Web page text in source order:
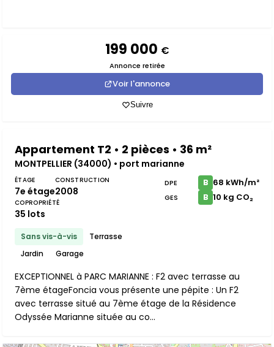
199 000 €
Annonce retirée
Voir l'annonce
Suivre
Appartement T2 • 2 pièces • 36 m²
MONTPELLIER (34000) • port marianne
ÉTAGE
7e étage
CONSTRUCTION
2008
COPROPRIÉTÉ
35 lots
Sans vis-à-vis
Terrasse
Jardin
Garage
DPE B 68 kWh/m²
GES B 10 kg CO₂
EXCEPTIONNEL à PARC MARIANNE : F2 avec terrasse au
7ème étageFoncia vous présente une pépite : Un F2
avec terrasse situé au 7ème étage de la Résidence
Odyssée Marianne située au co...